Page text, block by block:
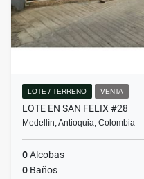
LOTE / TERRENO VENTA
LOTE EN SAN FELIX #28
Medellín, Antioquia, Colombia
0Alcobas
0 Baños